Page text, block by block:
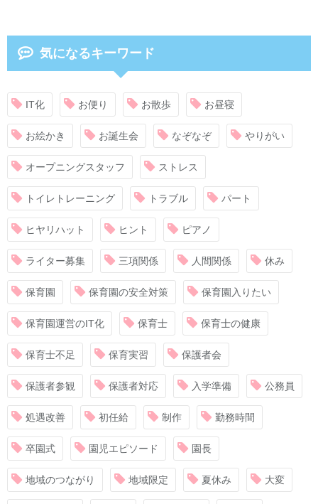
気になるキーワード
IT化 お便り お散歩 お昼寝
お絵かき お誕生会 なぞなぞ やりがい
オープニングスタッフ ストレス
トイレトレーニング トラブル パート
ヒヤリハット ヒント ピアノ
ライター募集 三項関係 人間関係 休み
保育園 保育園の安全対策 保育園入りたい
保育園運営のIT化 保育士 保育士の健康
保育士不足 保育実習 保護者会
保護者参観 保護者対応 入学準備 公務員
処遇改善 初任給 制作 勤務時間
卒園式 園児エピソード 園長
地域のつながり 地域限定 夏休み 大変